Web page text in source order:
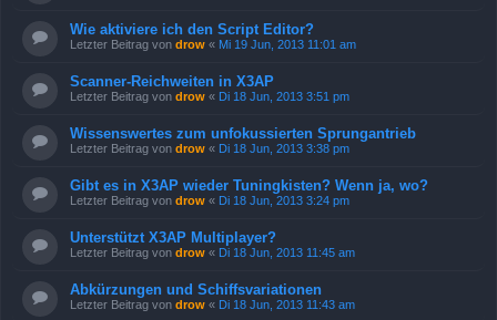
Wie aktiviere ich den Script Editor?
Letzter Beitrag von drow « Mi 19 Jun, 2013 11:01 am
Scanner-Reichweiten in X3AP
Letzter Beitrag von drow « Di 18 Jun, 2013 3:51 pm
Wissenswertes zum unfokussierten Sprungantrieb
Letzter Beitrag von drow « Di 18 Jun, 2013 3:38 pm
Gibt es in X3AP wieder Tuningkisten? Wenn ja, wo?
Letzter Beitrag von drow « Di 18 Jun, 2013 3:24 pm
Unterstützt X3AP Multiplayer?
Letzter Beitrag von drow « Di 18 Jun, 2013 11:45 am
Abkürzungen und Schiffsvariationen
Letzter Beitrag von drow « Di 18 Jun, 2013 11:43 am